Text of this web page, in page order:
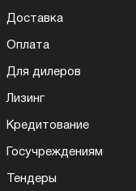
Доставка
Оплата
Для дилеров
Лизинг
Кредитование
Госучреждениям
Тендеры